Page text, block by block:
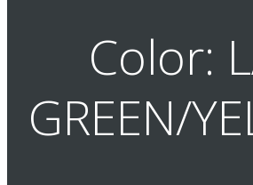
Color:
GREEN/